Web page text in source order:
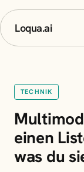
Loqua.ai
TECHNIK
einen
was du